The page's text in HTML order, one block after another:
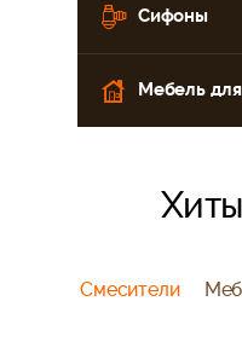
Сифоны
Мебель
Смесители